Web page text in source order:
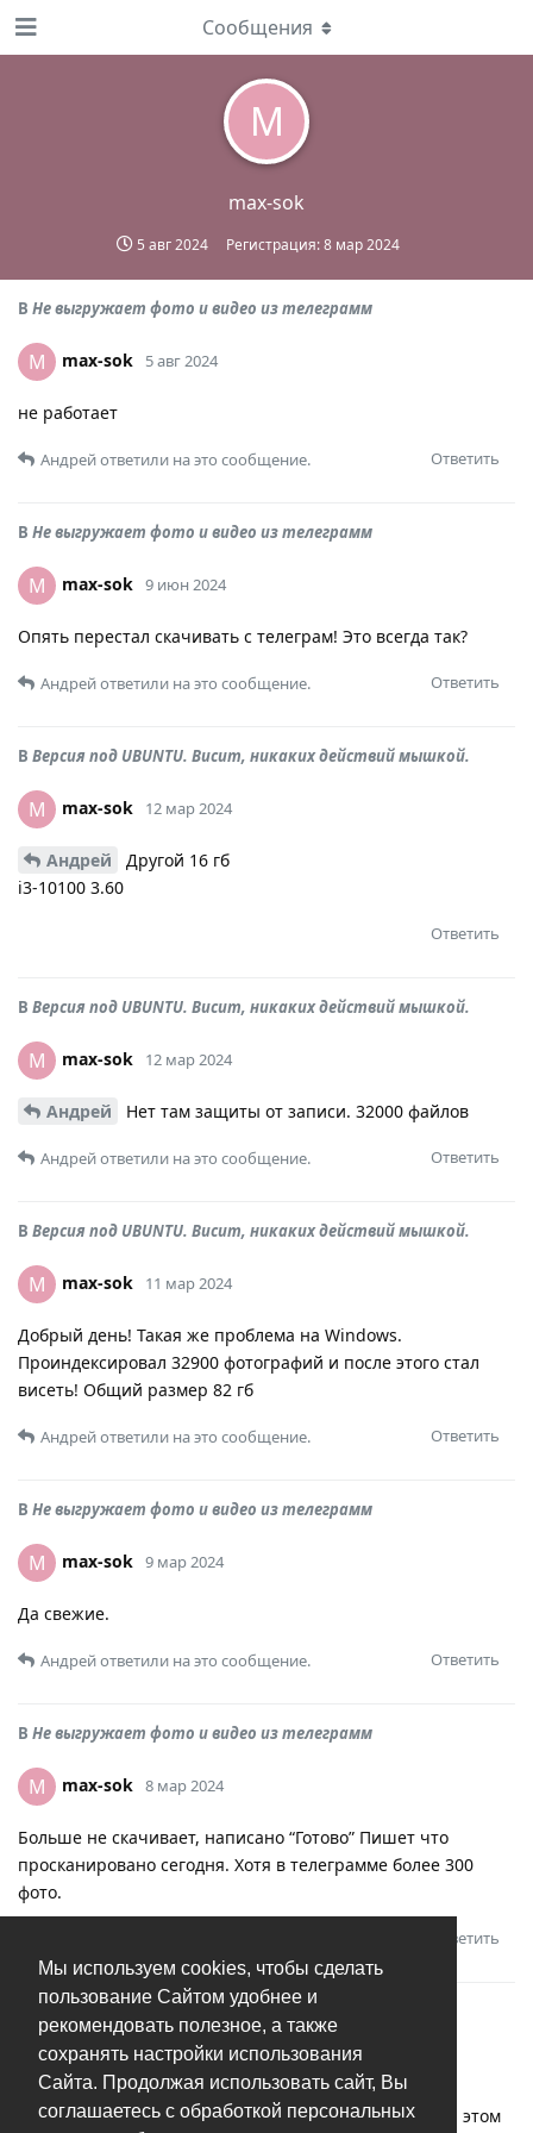
Мы используем cookies, чтобы сделать
пользование Сайтом удобнее и
рекомендовать полезное, а также
сохранять настройки использования
Сайта. Продолжая использовать сайт, Вы
соглашаетесь с обработкой персональных
M
max-sok
5 авг 2024 Регистрация:8 мар 2024
Сообщения
В Не выгружает фото и видео из телеграмм
M max-sok 5 авг 2024
не работает
Ответить
Андрейответили на это сообщение.
В Не выгружает фото и видео из телеграмм
M max-sok 9 июн 2024
Опять перестал скачивать с телеграм! Это всегда так?
Ответить
Андрейответили на это сообщение.
В Версия под UBUNTU. Висит, никаких действий мышкой.
M max-sok 12 мар 2024
Андрей
Другой 16 гб
i3-10100 3.60
Ответить
В Версия под UBUNTU. Висит, никаких действий мышкой.
M max-sok 12 мар 2024
Андрей Нет там защиты от записи. 32000 файлов
Ответить
Андрейответили на это сообщение.
В Версия под UBUNTU. Висит, никаких действий мышкой.
M max-sok 11 мар 2024
Добрый день! Такая же проблема на Windows.
Проиндексировал 32900 фотографий и после этого стал
висеть! Общий размер 82 гб
Ответить
Андрейответили на это сообщение.
В Не выгружает фото и видео из телеграмм
M max-sok 9 мар 2024
Да свежие.
Ответить
Андрейответили на это сообщение.
В Не выгружает фото и видео из телеграмм
M max-sok 8 мар 2024
Больше не скачивает, написано “Готово” Пишет что
просканировано сегодня. Хотя в телеграмме более 300
фото.
Ответить
Не выгружает фото и видео из телеграмм
M max-sok 8 мар 2024
Выгрузил 6 фоток из одного чата и 6 из другова, и на этом